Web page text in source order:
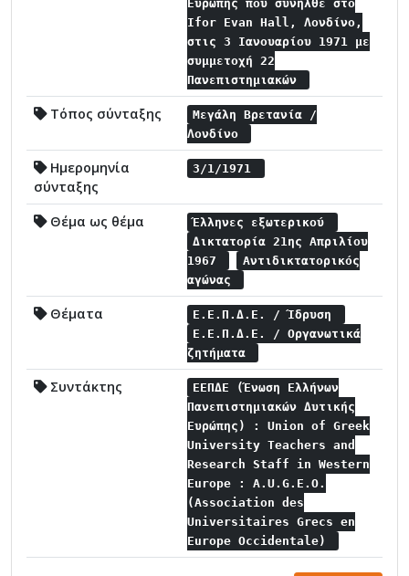
Ευρώπης που συνήλθε στο
Ifor Evan Hall, Λονδίνο,
στις 3 Ιανουαρίου 1971 με
συμμετοχή 22
Πανεπιστημιακών
Τόπος σύνταξης
Μεγάλη Βρετανία /
Λονδίνο
Ημερομηνία
σύνταξης
3/1/1971
Θέμα ως θέμα
Έλληνες εξωτερικού
Δικτατορία 21ης Απριλίου
1967
Αντιδικτατορικός
αγώνας
Θέματα
Ε.Ε.Π.Δ.Ε. / Ίδρυση
Ε.Ε.Π.Δ.Ε. / Οργανωτικά
ζητήματα
Συντάκτης
ΕΕΠΔΕ (Ένωση Ελλήνων
Πανεπιστημιακών Δυτικής
Ευρώπης) : Union of Greek
University Teachers and
Research Staff in Western
Europe : A.U.G.E.O.
(Association des
Universitaires Grecs en
Europe Occidentale)